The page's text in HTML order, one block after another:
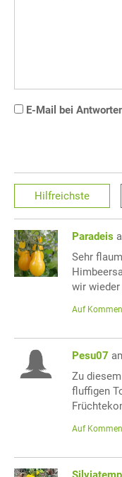
E-Mail bei
Hilfreichste
Paradeis
Sehr
wir
Auf
Pesu07
Zu
fluffigen
Auf